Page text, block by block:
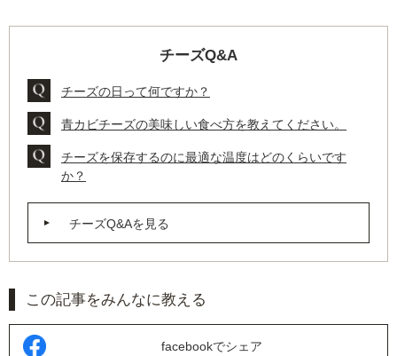
チーズQ&A
チーズの日って何ですか？
青カビチーズの美味しい食べ方を教えてください。
チーズを保存するのに最適な温度はどのくらいです
か？
チーズQ&Aを見る
この記事をみんなに教える
facebookでシェア